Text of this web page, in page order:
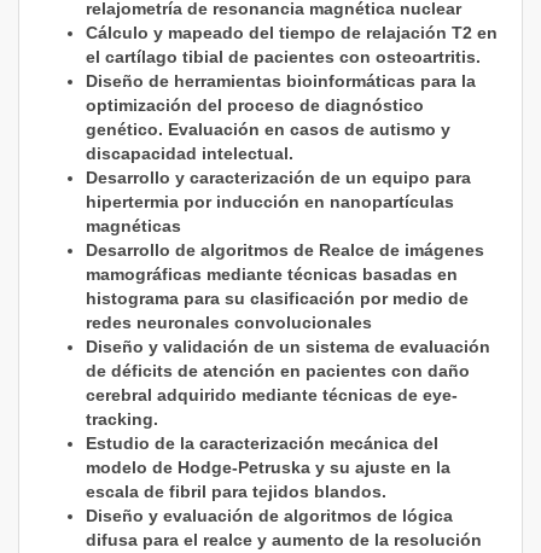
relajometría de resonancia magnética nuclear
Cálculo y mapeado del tiempo de relajación T2 en
el cartílago tibial de pacientes con osteoartritis.
Diseño de herramientas bioinformáticas para la
optimización del proceso de diagnóstico
genético. Evaluación en casos de autismo y
discapacidad intelectual.
Desarrollo y caracterización de un equipo para
hipertermia por inducción en nanopartículas
magnéticas
Desarrollo de algoritmos de Realce de imágenes
mamográficas mediante técnicas basadas en
histograma para su clasificación por medio de
redes neuronales convolucionales
Diseño y validación de un sistema de evaluación
de déficits de atención en pacientes con daño
cerebral adquirido mediante técnicas de eye-
tracking.
Estudio de la caracterización mecánica del
modelo de Hodge-Petruska y su ajuste en la
escala de fibril para tejidos blandos.
Diseño y evaluación de algoritmos de lógica
difusa para el realce y aumento de la resolución